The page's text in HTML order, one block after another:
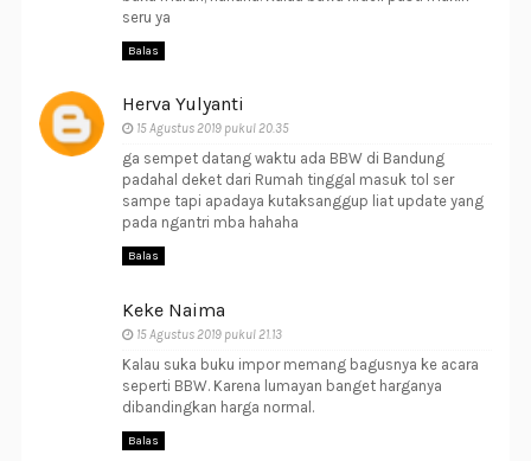
seru ya
Balas
Herva Yulyanti
15 Agustus 2019 pukul 20.35
ga sempet datang waktu ada BBW di Bandung
padahal deket dari Rumah tinggal masuk tol ser
sampe tapi apadaya kutaksanggup liat update yang
pada ngantri mba hahaha
Balas
Keke Naima
15 Agustus 2019 pukul 21.13
Kalau suka buku impor memang bagusnya ke acara
seperti BBW. Karena lumayan banget harganya
dibandingkan harga normal.
Balas